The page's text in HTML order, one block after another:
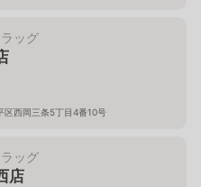
ッグ
区西岡三条5丁目4番10号
ッグ
店